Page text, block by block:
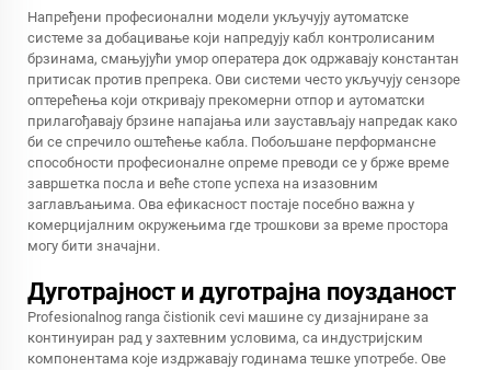
Напређени професионални модели укључују аутоматске
системе за добацивање који напредују кабл контролисаним
брзинама, смањујући умор оператера док одржавају константан
притисак против препрека. Ови системи често укључују сензоре
оптерећења који откривају прекомерни отпор и аутоматски
прилагођавају брзине напајања или заустављају напредак како
би се спречило оштећење кабла. Побољшане перформансне
способности професионалне опреме преводи се у брже време
завршетка посла и веће стопе успеха на изазовним
заглављањима. Ова ефикасност постаје посебно важна у
комерцијалним окружењима где трошкови за време простора
могу бити значајни.
Дуготрајност и дуготрајна поузданост
Profesionalnog ranga čistionik cevi машине су дизајниране за
континуиран рад у захтевним условима, са индустријским
компонентама које издржавају годинама тешке употребе. Ове